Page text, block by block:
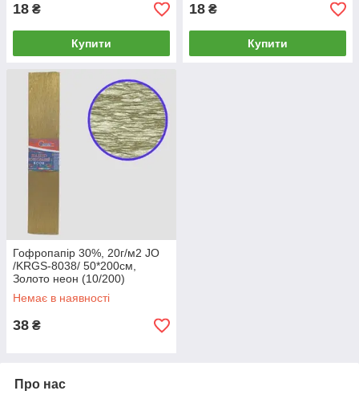
18 ₴
Купити
18 ₴
Купити
Гофропапір 30%, 20г/м2 JO
/KRGS-8038/ 50*200см,
Золото неон (10/200)
Немає в наявності
38 ₴
Про нас